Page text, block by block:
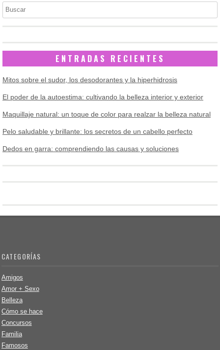
Buscar
ENTRADAS RECIENTES
Mitos sobre el sudor, los desodorantes y la hiperhidrosis
El poder de la autoestima: cultivando la belleza interior y exterior
Maquillaje natural: un toque de color para realzar la belleza natural
Pelo saludable y brillante: los secretos de un cabello perfecto
Dedos en garra: comprendiendo las causas y soluciones
CATEGORÍAS
Amigos
Amor + Sexo
Belleza
Cómo se hace
Concursos
Familia
Famosos